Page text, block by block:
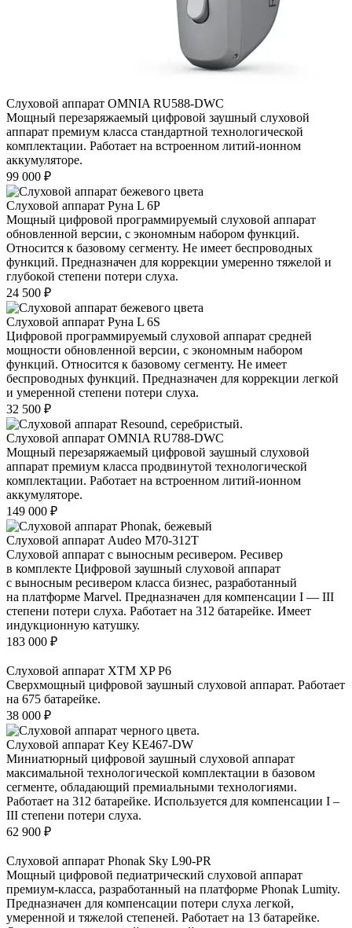
Слуховой аппарат OMNIA RU588-DWC
Мощный перезаряжаемый цифровой заушный слуховой
аппарат премиум класса стандартной технологической
комплектации. Работает на встроенном литий-ионном
аккумуляторе.
99 000 ₽
Слуховой аппарат Руна L 6P
Мощный цифровой программируемый слуховой аппарат
обновленной версии, с экономным набором функций.
Относится к базовому сегменту. Не имеет беспроводных
функций. Предназначен для коррекции умеренно тяжелой и
глубокой степени потери слуха.
24 500 ₽
Слуховой аппарат Руна L 6S
Цифровой программируемый слуховой аппарат средней
мощности обновленной версии, с экономным набором
функций. Относится к базовому сегменту. Не имеет
беспроводных функций. Предназначен для коррекции легкой
и умеренной степени потери слуха.
32 500 ₽
Слуховой аппарат OMNIA RU788-DWC
Мощный перезаряжаемый цифровой заушный слуховой
аппарат премиум класса продвинутой технологической
комплектации. Работает на встроенном литий-ионном
аккумуляторе.
149 000 ₽
Слуховой аппарат Audeo М70-312Т
Слуховой аппарат с выносным ресивером. Ресивер
в комплекте Цифровой заушный слуховой аппарат
с выносным ресивером класса бизнес, разработанный
на платформе Marvel. Предназначен для компенсации I — III
степени потери слуха. Работает на 312 батарейке. Имеет
индукционную катушку.
183 000 ₽
Слуховой аппарат XTM XP P6
Сверхмощный цифровой заушный слуховой аппарат. Работает
на 675 батарейке.
38 000 ₽
Слуховой аппарат Key KE467-DW
Миниатюрный цифровой заушный слуховой аппарат
максимальной технологической комплектации в базовом
сегменте, обладающий премиальными технологиями.
Работает на 312 батарейке. Используется для компенсации I –
III степени потери слуха.
62 900 ₽
Слуховой аппарат Phonak Sky L90-PR
Мощный цифровой педиатрический слуховой аппарат
премиум-класса, разработанный на платформе Phonak Lumity.
Предназначен для компенсации потери слуха легкой,
умеренной и тяжелой степеней. Работает на 13 батарейке.